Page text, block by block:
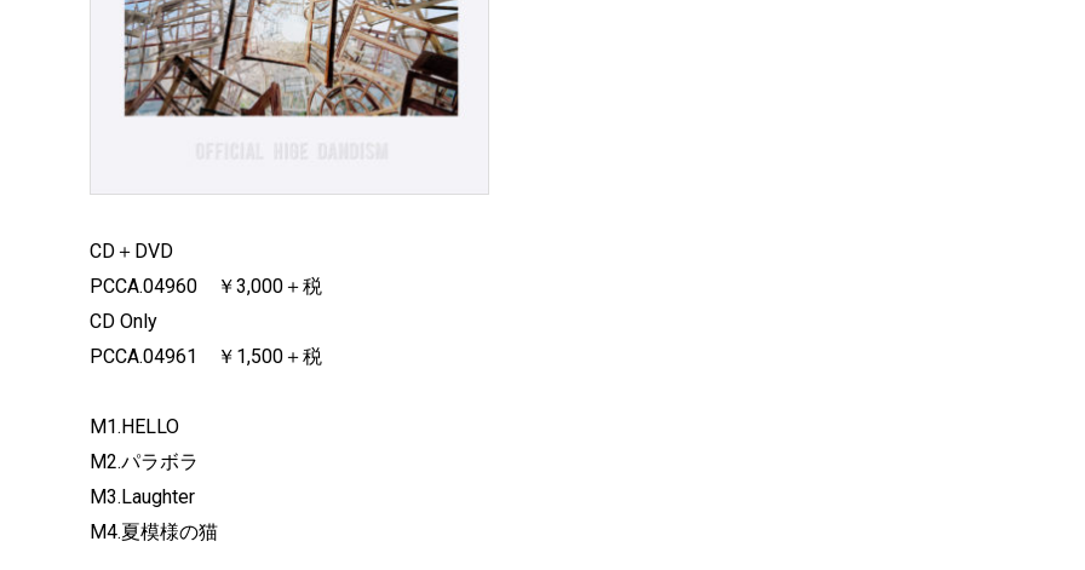
CD＋DVD
PCCA.04960 ￥3,000＋税
CD Only
PCCA.04961 ￥1,500＋税
M1.HELLO
M2.パラボラ
M3.Laughter
M4.夏模様の猫